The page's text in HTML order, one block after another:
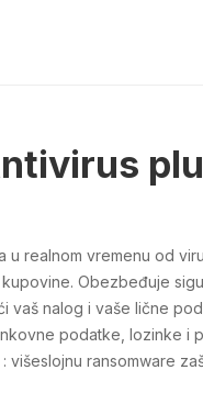
u realnom vremenu od
Obezbeđuje
vaš nalog i vaše lične
podatke, lozinke i
višeslojnu ransomware